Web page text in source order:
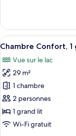
avec
lits
le
type
de
Chambre
Confort
avec
lits
jumeaux
Afficher
toutes
les
photos
pour
ce
type
de
chambre :
8
Chambre Confort, 1
Vue sur le lac
29 m²
1 chambre
2 personnes
1 grand lit
Wi-Fi gratuit